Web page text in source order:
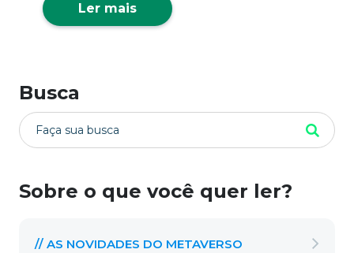
Ler mais
Busca
Sobre o que você quer ler?
// AS NOVIDADES DO METAVERSO